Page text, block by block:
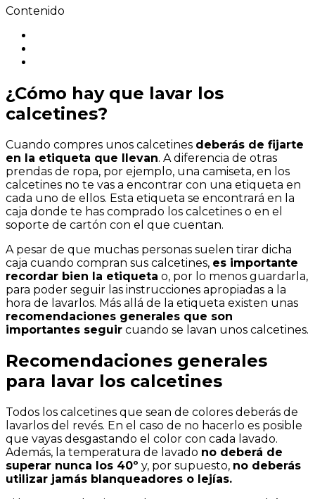
Contenido
¿Cómo hay que lavar los
calcetines?
Cuando compres unos calcetines deberás de fijarte
en la etiqueta que llevan. A diferencia de otras
prendas de ropa, por ejemplo, una camiseta, en los
calcetines no te vas a encontrar con una etiqueta en
cada uno de ellos. Esta etiqueta se encontrará en la
caja donde te has comprado los calcetines o en el
soporte de cartón con el que cuentan.
A pesar de que muchas personas suelen tirar dicha
caja cuando compran sus calcetines, es importante
recordar bien la etiqueta o, por lo menos guardarla,
para poder seguir las instrucciones apropiadas a la
hora de lavarlos. Más allá de la etiqueta existen unas
recomendaciones generales que son
importantes seguir cuando se lavan unos calcetines.
Recomendaciones generales
para lavar los calcetines
Todos los calcetines que sean de colores deberás de
lavarlos del revés. En el caso de no hacerlo es posible
que vayas desgastando el color con cada lavado.
Además, la temperatura de lavado no deberá de
superar nunca los 40º y, por supuesto, no deberás
utilizar jamás blanqueadores o lejías.